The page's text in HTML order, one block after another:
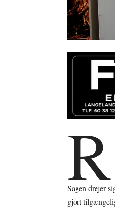
R
Sagen drejer
gjort